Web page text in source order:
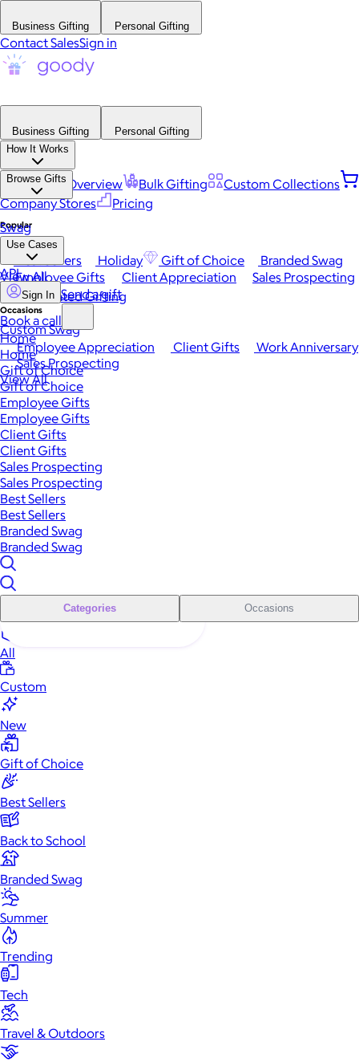
Business Gifting Personal Gifting
Contact SalesSign in
Business Gifting
Personal Gifting
How It Works
Platform Overview Bulk Gifting
Custom Collections
Company Stores
Pricing
Browse Gifts
Popular
Best Sellers Holiday Gift of Choice
Branded Swag
View All
Occasions
Employee Appreciation Client Gifts
Work Anniversary
Sales Prospecting
View All
Swag
Use Cases
Employee Gifts Client Appreciation
Sales Prospecting
Automated Gifting
Custom Swag
API
Sign In Send a gift
Book a call
Home
Home
Gift of Choice
Gift of Choice
Employee Gifts
Employee Gifts
Client Gifts
Client Gifts
Sales Prospecting
Sales Prospecting
Best Sellers
Best Sellers
Branded Swag
Branded Swag
Categories Occasions
All
Custom
New
Gift of Choice
Best Sellers
Back to School
Branded Swag
Summer
Trending
Tech
Travel & Outdoors